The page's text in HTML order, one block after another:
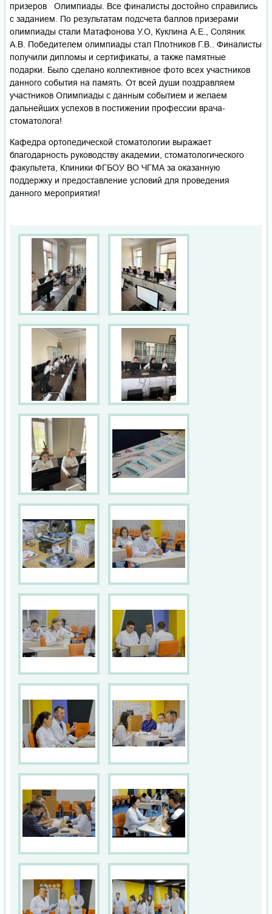
призеров Олимпиады. Все финалисты достойно справились
с заданием. По результатам подсчета баллов призерами
олимпиады стали Матафонова У.О, Куклина А.Е., Соляник
А.В. Победителем олимпиады стал Плотников Г.В.. Финалисты
получили дипломы и сертификаты, а также памятные
подарки. Было сделано коллективное фото всех участников
данного события на память. От всей души поздравляем
участников Олимпиады с данным событием и желаем
дальнейших успехов в постижении профессии врача-
стоматолога!
Кафедра ортопедической стоматологии выражает
благодарность руководству академии, стоматологического
факультета, Клиники ФГБОУ ВО ЧГМА за оказанную
поддержку и предоставление условий для проведения
данного мероприятия!